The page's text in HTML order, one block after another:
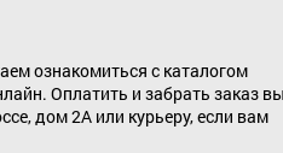
ознакомиться с каталогом
Оплатить и забрать заказ
дом 2А или курьеру, если вам